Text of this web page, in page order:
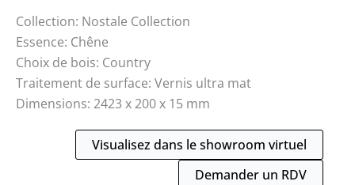
Collection: Nostale Collection
Essence: Chêne
Choix de bois: Country
Traitement de surface: Vernis ultra mat
Dimensions: 2423 x 200 x 15 mm
Visualisez dans le showroom virtuel
Demander un RDV